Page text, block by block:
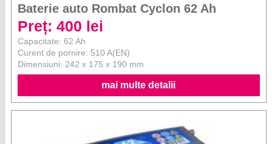
Baterie auto Rombat Cyclon 62 Ah
Preț: 400 lei
Capacitate: 62 Ah
Curent de pornire: 510 A(EN)
Dimensiuni: 242 x 175 x 190 mm
mai multe detalii